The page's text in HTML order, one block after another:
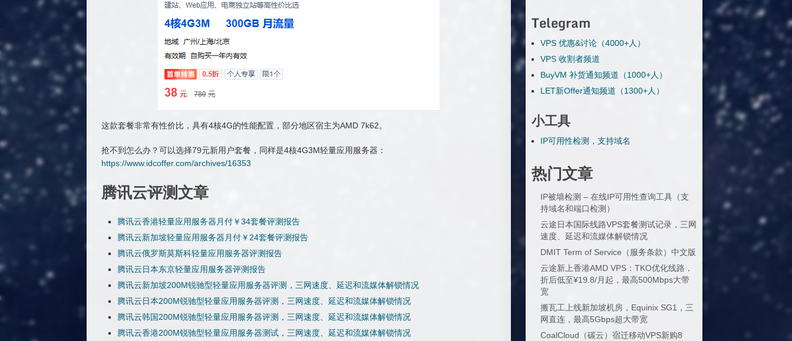
这款套餐非常有性价比，具有4核4G的性能配置，部分地区宿主为AMD 7k62。
抢不到怎么办？可以选择79元新用户套餐，同样是4核4G3M轻量应用服务器：
https://www.idcoffer.com/archives/16353
腾讯云评测文章
腾讯云香港轻量应用服务器月付￥34套餐评测报告
腾讯云新加坡轻量应用服务器月付￥24套餐评测报告
腾讯云俄罗斯莫斯科轻量应用服务器评测报告
腾讯云日本东京轻量应用服务器评测报告
腾讯云新加坡200M锐驰型轻量应用服务器评测，三网速度、延迟和流媒体解锁情况
腾讯云日本200M锐驰型轻量应用服务器评测，三网速度、延迟和流媒体解锁情况
腾讯云韩国200M锐驰型轻量应用服务器评测，三网速度、延迟和流媒体解锁情况
腾讯云香港200M锐驰型轻量应用服务器测试，三网速度、延迟和流媒体解锁情况
Telegram
VPS 优惠&讨论（4000+人）
VPS 收割者频道
BuyVM 补货通知频道（1000+人）
LET新Offer通知频道（1300+人）
小工具
IP可用性检测，支持域名
热门文章
IP被墙检测 – 在线IP可用性查询工具（支
持域名和端口检测）
云途日本国际线路VPS套餐测试记录，三网
速度、延迟和流媒体解锁情况
DMIT Term of Service（服务条款）中文版
云途新上香港AMD VPS：TKO优化线路，
折后低至¥19.8/月起，最高500Mbps大带
宽
搬瓦工上线新加坡机房，Equinix SG1，三
网直连，最高5Gbps超大带宽
CoalCloud（碳云）宿迁移动VPS新购8